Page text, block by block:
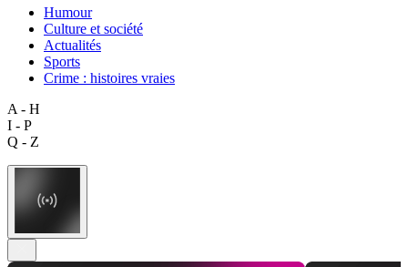
Humour
Culture et société
Actualités
Sports
Crime : histoires vraies
A - H
I - P
Q - Z